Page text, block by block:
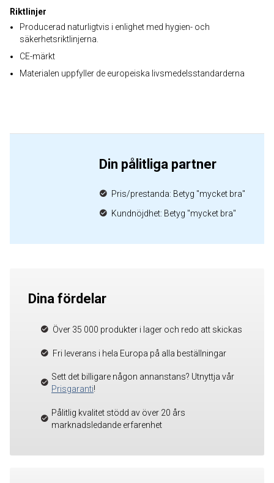
Riktlinjer
Producerad naturligtvis i enlighet med hygien- och
säkerhetsriktlinjerna.
CE-märkt
Materialen uppfyller de europeiska livsmedelsstandarderna
Din pålitliga partner
Pris/prestanda: Betyg "mycket bra"
Kundnöjdhet: Betyg "mycket bra"
Dina fördelar
Över 35 000 produkter i lager och redo att skickas
Fri leverans i hela Europa på alla beställningar
Sett det billigare någon annanstans? Utnyttja vår
Prisgaranti!
Pålitlig kvalitet stödd av över 20 års
marknadsledande erfarenhet